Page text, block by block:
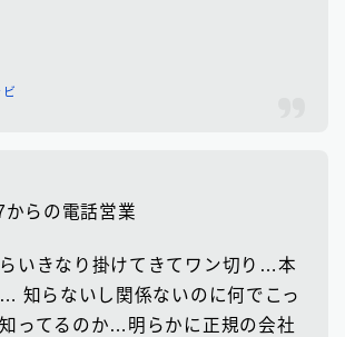
らの電話営業
いきなり掛けてきてワン切り…本
知らないし関係ないのに何でこっ
ってるのか…明らかに正規の会社